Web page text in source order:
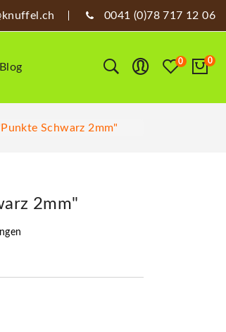
0041 (0)78 717 12 06
Blog 0 0
Schwarz 2mm"
2mm"